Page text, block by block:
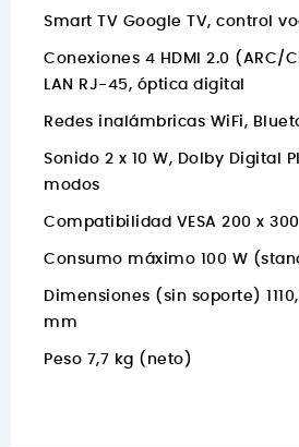
Smart TV Google TV, control
Conexiones 4 HDMI 2.0 (ARC/
LAN RJ-45, óptica digital
Redes inalámbricas WiFi,
Sonido 2 x 10 W, Dolby Digital
modos
Compatibilidad VESA 200 x
Consumo máximo 100 W
Dimensiones (sin soporte)
mm
Peso 7,7 kg (neto)